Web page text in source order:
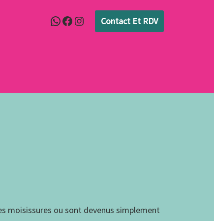
Contact Et RDV
moisissures ou sont devenus simplement